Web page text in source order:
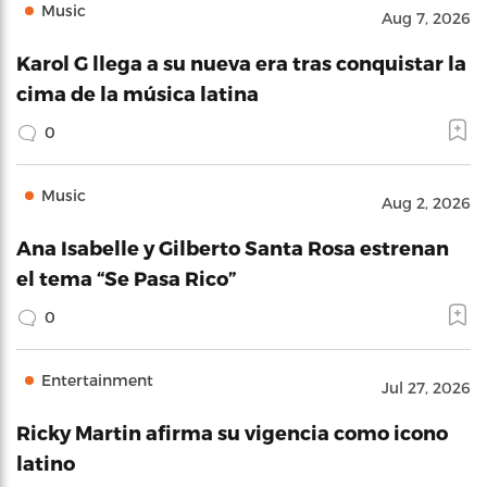
Music Aug 7, 2026
Karol G llega a su nueva era tras conquistar la
cima de la música latina
0
Music Aug 2, 2026
Ana Isabelle y Gilberto Santa Rosa estrenan
el tema “Se Pasa Rico”
0
Entertainment Jul 27, 2026
Ricky Martin afirma su vigencia como icono
latino